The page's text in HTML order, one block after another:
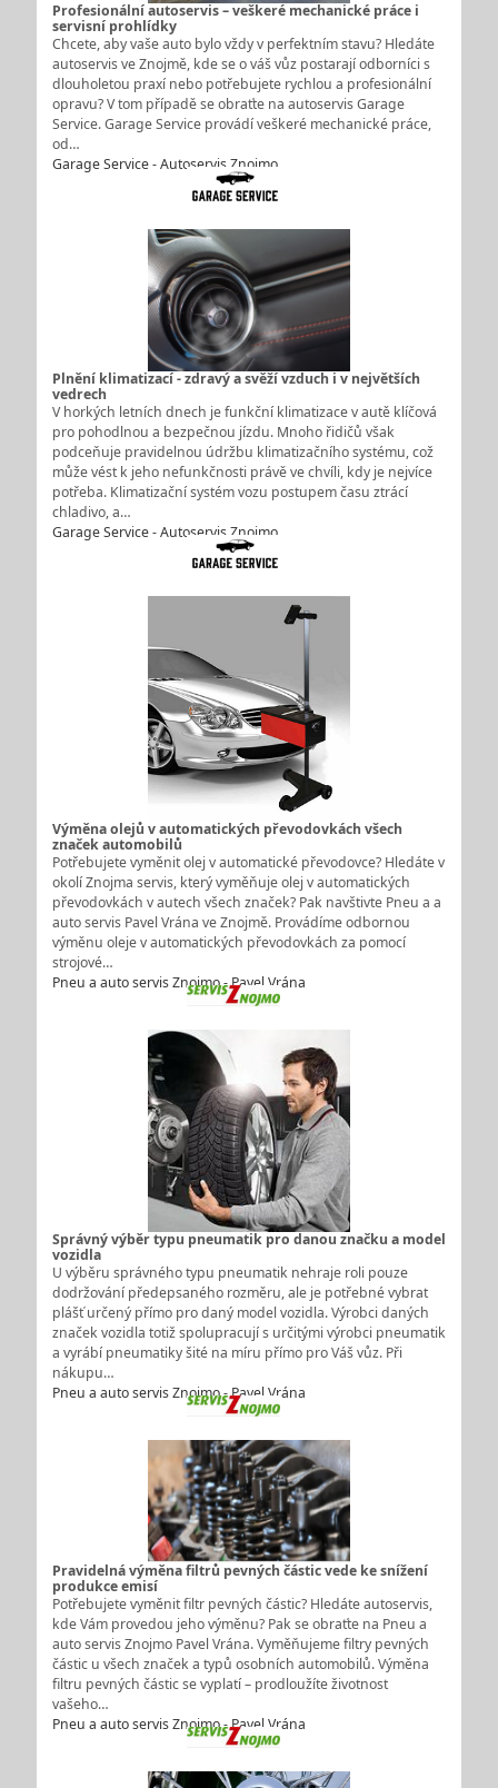
Profesionální autoservis – veškeré mechanické práce i
servisní prohlídky
Chcete, aby vaše auto bylo vždy v perfektním stavu? Hledáte
autoservis ve Znojmě, kde se o váš vůz postarají odborníci s
dlouholetou praxí nebo potřebujete rychlou a profesionální
opravu? V tom případě se obraťte na autoservis Garage
Service. Garage Service provádí veškeré mechanické práce,
od…
Garage Service - Autoservis Znojmo
Plnění klimatizací - zdravý a svěží vzduch i v největších
vedrech
V horkých letních dnech je funkční klimatizace v autě klíčová
pro pohodlnou a bezpečnou jízdu. Mnoho řidičů však
podceňuje pravidelnou údržbu klimatizačního systému, což
může vést k jeho nefunkčnosti právě ve chvíli, kdy je nejvíce
potřeba. Klimatizační systém vozu postupem času ztrácí
chladivo, a…
Garage Service - Autoservis Znojmo
Výměna olejů v automatických převodovkách všech
značek automobilů
Potřebujete vyměnit olej v automatické převodovce? Hledáte v
okolí Znojma servis, který vyměňuje olej v automatických
převodovkách v autech všech značek? Pak navštivte Pneu a a
auto servis Pavel Vrána ve Znojmě. Provádíme odbornou
výměnu oleje v automatických převodovkách za pomocí
strojové…
Pneu a auto servis Znojmo - Pavel Vrána
Správný výběr typu pneumatik pro danou značku a model
vozidla
U výběru správného typu pneumatik nehraje roli pouze
dodržování předepsaného rozměru, ale je potřebné vybrat
plášť určený přímo pro daný model vozidla. Výrobci daných
značek vozidla totiž spolupracují s určitými výrobci pneumatik
a vyrábí pneumatiky šité na míru přímo pro Váš vůz. Při
nákupu…
Pneu a auto servis Znojmo - Pavel Vrána
Pravidelná výměna filtrů pevných částic vede ke snížení
produkce emisí
Potřebujete vyměnit filtr pevných částic? Hledáte autoservis,
kde Vám provedou jeho výměnu? Pak se obraťte na Pneu a
auto servis Znojmo Pavel Vrána. Vyměňujeme filtry pevných
částic u všech značek a typů osobních automobilů. Výměna
filtru pevných částic se vyplatí – prodloužíte životnost
vašeho…
Pneu a auto servis Znojmo - Pavel Vrána